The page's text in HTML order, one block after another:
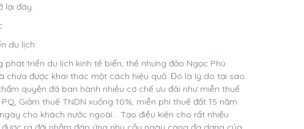
lại đây.
du lịch
phát triển du lịch kinh tế biển, thế nhưng đảo Ngọc Phú
chưa được khai thác một cách hiệu quả. Đó là lý do tại sao
quyền đã ban hành nhiều cơ chế ưu đãi như miễn thuế
Giảm thuế TNDN xuống 10%, miễn phí thuế đất 15 năm
cho khách nước ngoài… Tạo điều kiện cho rất nhiều